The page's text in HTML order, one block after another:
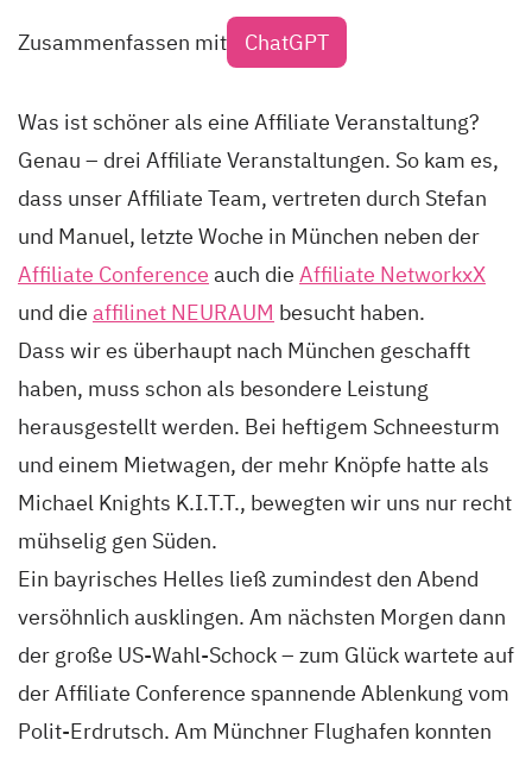
Zusammenfassen mit ChatGPT
Was ist schöner als eine Affiliate Veranstaltung?
Genau – drei Affiliate Veranstaltungen. So kam es,
dass unser Affiliate Team, vertreten durch Stefan
und Manuel, letzte Woche in München neben der
Affiliate Conference auch die Affiliate NetworkxX
und die affilinet NEURAUM besucht haben.
Dass wir es überhaupt nach München geschafft
haben, muss schon als besondere Leistung
herausgestellt werden. Bei heftigem Schneesturm
und einem Mietwagen, der mehr Knöpfe hatte als
Michael Knights K.I.T.T., bewegten wir uns nur recht
mühselig gen Süden.
Ein bayrisches Helles ließ zumindest den Abend
versöhnlich ausklingen. Am nächsten Morgen dann
der große US-Wahl-Schock – zum Glück wartete auf
der Affiliate Conference spannende Ablenkung vom
Polit-Erdrutsch. Am Münchner Flughafen konnten